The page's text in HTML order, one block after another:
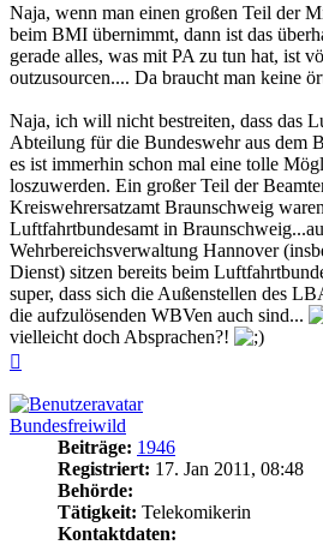
Naja, wenn man einen großen Teil der
beim BMI übernimmt, dann ist das
gerade alles, was mit PA zu tun hat, ist
outzusourcen.... Da braucht man keine
Naja, ich will nicht bestreiten, dass das
Abteilung für die Bundeswehr aus dem
es ist immerhin schon mal eine tolle
loszuwerden. Ein großer Teil der
Kreiswehrersatzamt Braunschweig
Luftfahrtbundesamt in
Wehrbereichsverwaltung Hannover
Dienst) sitzen bereits beim
super, dass sich die Außenstellen des
die aufzulösenden WBVen auch sind...
vielleicht doch Absprachen?!
Bundesfreiwild
Beiträge: 1946
Registriert: 17. Jan 2011, 08:48
Behörde:
Tätigkeit: Telekomikerin
Kontaktdaten: